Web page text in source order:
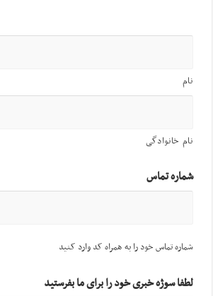
نام
نام خانوادگی
شماره تماس
شماره تماس خود را به همراه کد وارد کنید
لطفا سوژه خبری خود را برای ما بفرستید